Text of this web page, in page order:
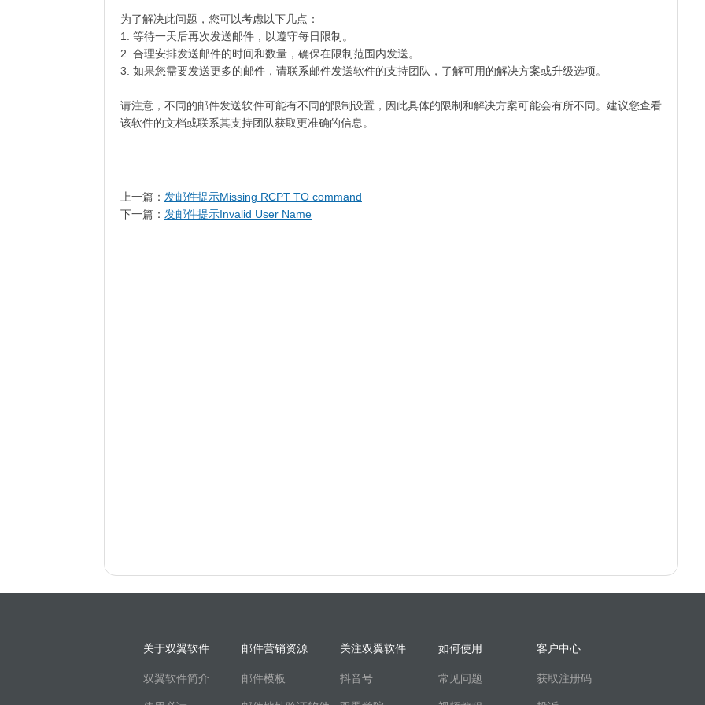
为了解决此问题，您可以考虑以下几点：
1. 等待一天后再次发送邮件，以遵守每日限制。
2. 合理安排发送邮件的时间和数量，确保在限制范围内发送。
3. 如果您需要发送更多的邮件，请联系邮件发送软件的支持团队，了解可用的解决方案或升级选项。
请注意，不同的邮件发送软件可能有不同的限制设置，因此具体的限制和解决方案可能会有所不同。建议您查看
该软件的文档或联系其支持团队获取更准确的信息。
上一篇： 发邮件提示Missing RCPT TO command
下一篇： 发邮件提示Invalid User Name
关于双翼软件
双翼软件简介
邮件营销资源
邮件模板
关注双翼软件
抖音号
如何使用
常见问题
客户中心
获取注册码